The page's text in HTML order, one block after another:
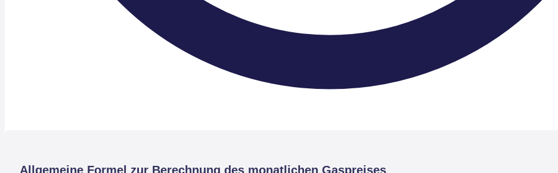
Allgemeine Formel zur Berechnung des monatlichen Gaspreises